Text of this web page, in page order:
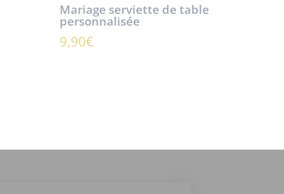
Mariage serviette de table
personnalisée
9,90€